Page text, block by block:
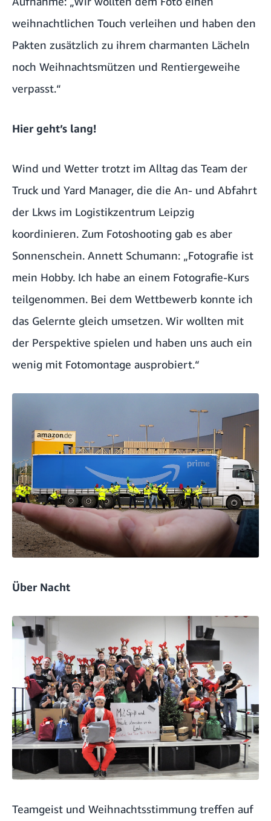
weihnachtlichen Touch verleihen und haben den
Pakten zusätzlich zu ihrem charmanten Lächeln
noch Weihnachtsmützen und Rentiergeweihe
verpasst.“
Hier geht’s lang!
Wind und Wetter trotzt im Alltag das Team der
Truck und Yard Manager, die die An- und Abfahrt
der Lkws im Logistikzentrum Leipzig
koordinieren. Zum Fotoshooting gab es aber
Sonnenschein. Annett Schumann: „Fotografie ist
mein Hobby. Ich habe an einem Fotografie-Kurs
teilgenommen. Bei dem Wettbewerb konnte ich
das Gelernte gleich umsetzen. Wir wollten mit
der Perspektive spielen und haben uns auch ein
wenig mit Fotomontage ausprobiert.“
Über Nacht
Teamgeist und Weihnachtsstimmung treffen auf